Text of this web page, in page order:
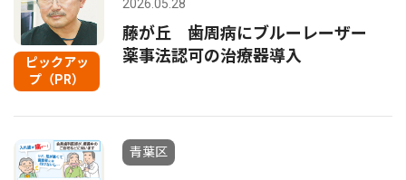
ピックアッ
プ（PR）
2026.05.28
藤が丘 歯周病にブルーレーザー
薬事法認可の治療器導入
青葉区